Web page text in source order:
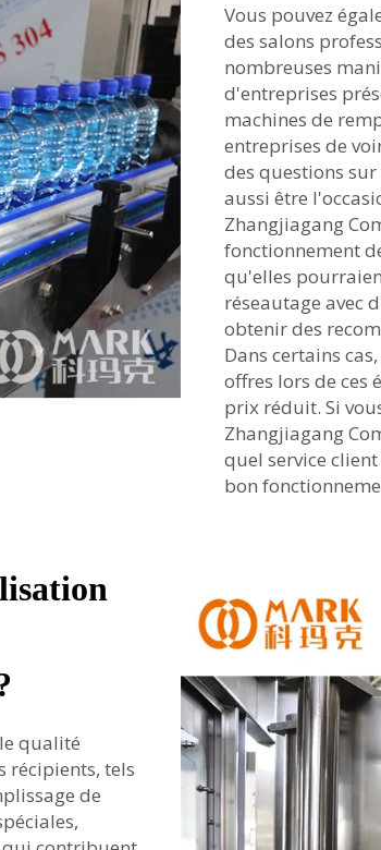
Vous pouvez
des salons
nombreuses
d'entreprises
machines de
entreprises de
des questions
aussi être
Zhangjiagang
fonctionnement
qu'elles
réseautage avec
obtenir des
Dans certains
offres lors de ces
prix réduit. Si
Zhangjiagang
quel service
bon
qualité
récipients, tels
de